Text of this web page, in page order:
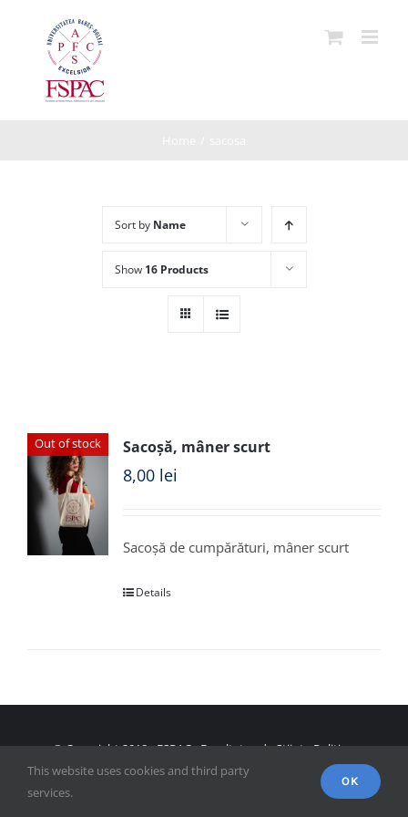
Sort by Name
Show 16 Products
Out of stock Sacoșă, mâner scurt
8,00 lei
Sacoșă de cumpărături, mâner scurt
Details
© Copyright 2018 - FSPAC - Facultatea de Științe Politice,
Administrative și ale Comunicării
This website uses cookies and third party
services.
OK